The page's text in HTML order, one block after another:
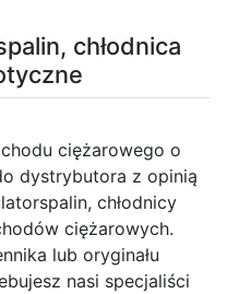
chłodnica
ciężarowego o
dystrybutora z opinią
chłodnicy
ciężarowych.
lub oryginału
nasi specjaliści